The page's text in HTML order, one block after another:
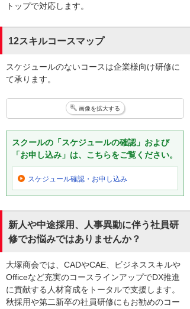
トップで対応します。
12スキルコースマップ
スケジュールのないコースは企業様向け研修に
て承ります。
画像を拡大する
スクールの「スケジュールの確認」および
「お申し込み」は、こちらをご覧ください。
スケジュール確認・ お申し込み
新人や中途採用、人事異動に伴う社員研
修でお悩みではありませんか？
大塚商会では、CADやCAE、ビジネススキルや
Officeなど充実のコースラインアップでDX推進
に貢献する人材育成をトータルで支援します。
秋採用や第二新卒の社員研修にもお勧めのコー